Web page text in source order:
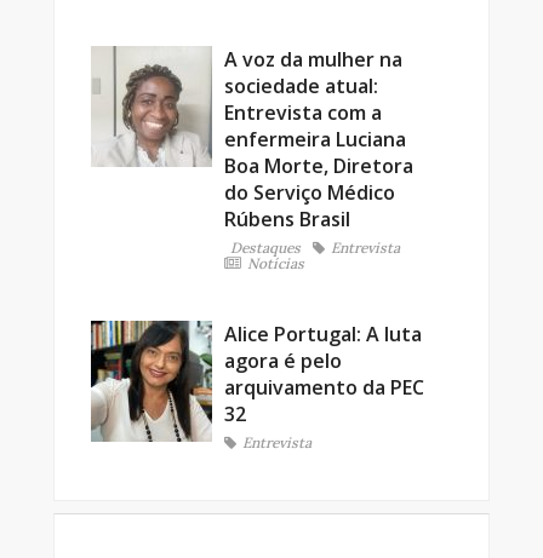
A voz da mulher na
sociedade atual:
Entrevista com a
enfermeira Luciana
Boa Morte, Diretora
do Serviço Médico
Rúbens Brasil
Destaques
Entrevista
Notícias
Alice Portugal: A luta
agora é pelo
arquivamento da PEC
32
Entrevista